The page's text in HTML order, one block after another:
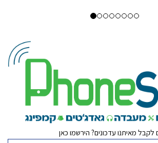
לקבל מאיתנו עדכונים? הירשמו כאן